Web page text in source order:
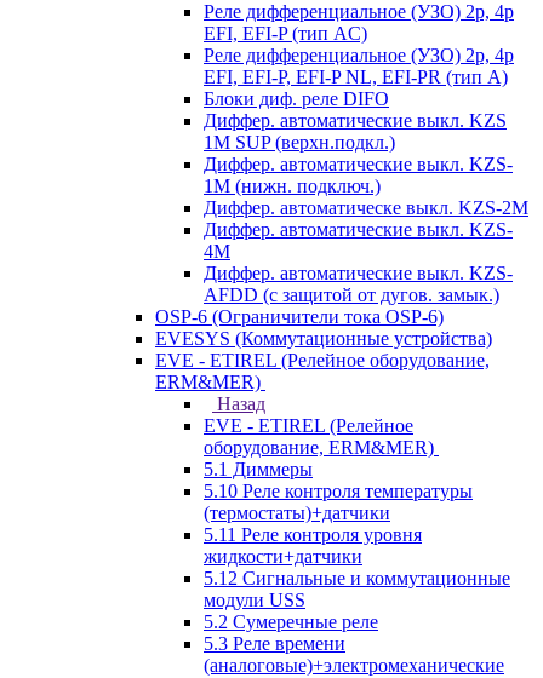
Реле дифференциальное (УЗО) 2р, 4р
EFI, EFI-P (тип AС)
Реле дифференциальное (УЗО) 2р, 4р
EFI, EFI-P, EFI-P NL, EFI-PR (тип A)
Блоки диф. реле DIFO
Диффер. автоматические выкл. KZS
1M SUP (верхн.подкл.)
Диффер. автоматические выкл. KZS-
1M (нижн. подключ.)
Диффер. автоматическе выкл. KZS-2M
Диффер. автоматические выкл. KZS-
4M
Диффер. автоматические выкл. KZS-
AFDD (с защитой от дугов. замык.)
OSP-6 (Ограничители тока OSP-6)
EVESYS (Коммутационные устройства)
EVE - ETIREL (Релейное оборудование,
ERM&MER)
Назад
EVE - ETIREL (Релейное
оборудование, ERM&MER)
5.1 Диммеры
5.10 Реле контроля температуры
(термостаты)+датчики
5.11 Реле контроля уровня
жидкости+датчики
5.12 Сигнальные и коммутационные
модули USS
5.2 Сумеречные реле
5.3 Реле времени
(аналоговые)+электромеханические